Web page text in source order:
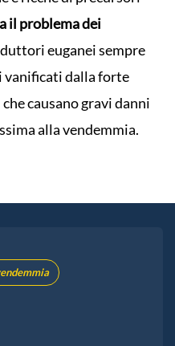
il problema dei
euganei sempre
vanificati dalla forte
causano gravi danni
alla vendemmia.